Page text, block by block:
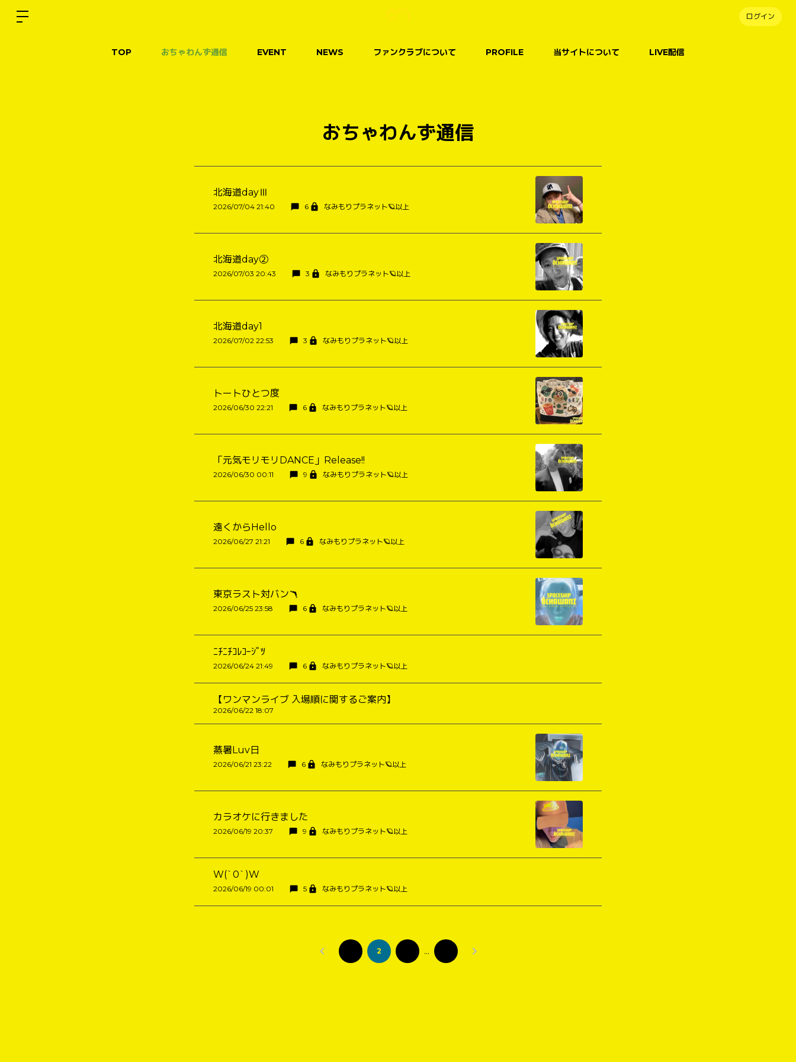
ログイン
TOP おちゃわんず通信 EVENT NEWS ファンクラブについて PROFILE 当サイトについて LIVE配信
おちゃわんず通信
北海道dayⅢ
2026/07/04 21:40 6 なみもりプラネット🪐以上
北海道day②
2026/07/03 20:43 3 なみもりプラネット🪐以上
北海道day1
2026/07/02 22:53 3 なみもりプラネット🪐以上
トートひとつ度
2026/06/30 22:21 6 なみもりプラネット🪐以上
「元気モリモリDANCE」Release!!
2026/06/30 00:11 9 なみもりプラネット🪐以上
遠くからHello
2026/06/27 21:21 6 なみもりプラネット🪐以上
東京ラスト対バン🪃
2026/06/25 23:58 6 なみもりプラネット🪐以上
ﾆﾁﾆﾁｺﾚｺｰｼﾞﾂ
2026/06/24 21:49 6 なみもりプラネット🪐以上
【ワンマンライブ 入場順に関するご案内】
2026/06/22 18:07
蒸暑Luv日
2026/06/21 23:22 6 なみもりプラネット🪐以上
カラオケに行きました
2026/06/19 20:37 9 なみもりプラネット🪐以上
W(`0`)W
2026/06/19 00:01 5 なみもりプラネット🪐以上
2 …